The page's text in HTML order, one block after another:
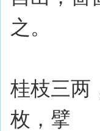
之。
桂枝三两
枚，擘